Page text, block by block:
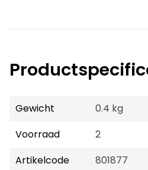
Gewicht
0.4 kg
Voorraad
2
Artikelcode
801877